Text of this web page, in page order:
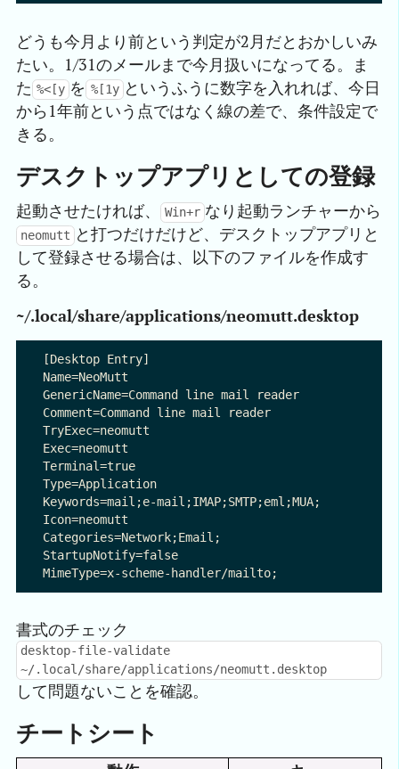
どうも今月より前という判定が2月だとおかしいみ
たい。1/31のメールまで今月扱いになってる。ま
た %<[y を %[1y というふうに数字を入れれば、今日
から1年前という点ではなく線の差で、条件設定で
きる。
デスクトップアプリとしての登録
起動させたければ、 Win+r なり起動ランチャーから
neomutt と打つだけだけど、デスクトップアプリと
して登録させる場合は、以下のファイルを作成す
る。
~/.local/share/applications/neomutt.desktop
[Desktop Entry]
Name=NeoMutt
GenericName=Command line mail reader
Comment=Command line mail reader
TryExec=neomutt
Exec=neomutt
Terminal=true
Type=Application
Keywords=mail;e-mail;IMAP;SMTP;eml;MUA;
Icon=neomutt
Categories=Network;Email;
StartupNotify=false
書式のチェック
desktop-file-validate
~/.local/share/applications/neomutt.desktop
して問題ないことを確認。
チートシート